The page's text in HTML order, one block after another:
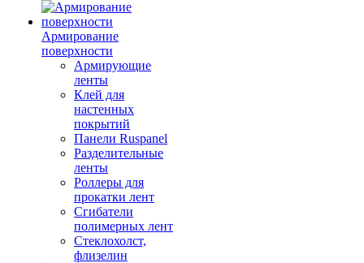
Армирование
поверхности
Армирующие
ленты
Клей для
настенных
покрытий
Панели Ruspanel
Разделительные
ленты
Роллеры для
прокатки лент
Сгибатели
полимерных лент
Стеклохолст,
флизелин